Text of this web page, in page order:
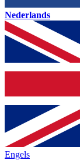
Nederlands
Engels